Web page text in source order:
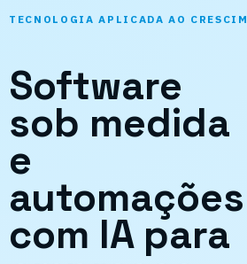
TECNOLOGIA APLICADA AO
Software
sob medida
e
automações
com IA para